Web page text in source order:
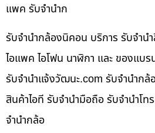
แพค รับจำนำก
รับจำนำกล้องนิคอน บริการ รับจำน
ไอแพค ไอโฟน นาฬิกา และ ของแบ
รับจํานําแจ้งวัฒนะ.com รับจำนำก
สินค้าไอที รับจำนำมือถือ รับจำนำโ
จำนำกล้อ